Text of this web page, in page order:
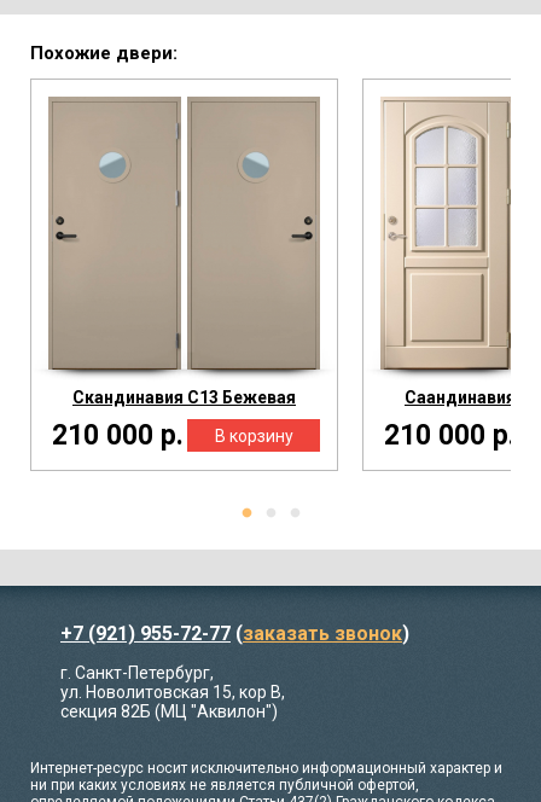
Похожие двери:
Скандинавия С13 Бежевая
210 000 р.
Саандинавия
210 000 р.
+7 (921) 955-72-77 (заказать звонок)
г. Санкт-Петербург,
ул. Новолитовская 15, кор В,
секция 82Б (МЦ "Аквилон")
Интернет-ресурс носит исключительно информационный характер и
ни при каких условиях не является публичной офертой,